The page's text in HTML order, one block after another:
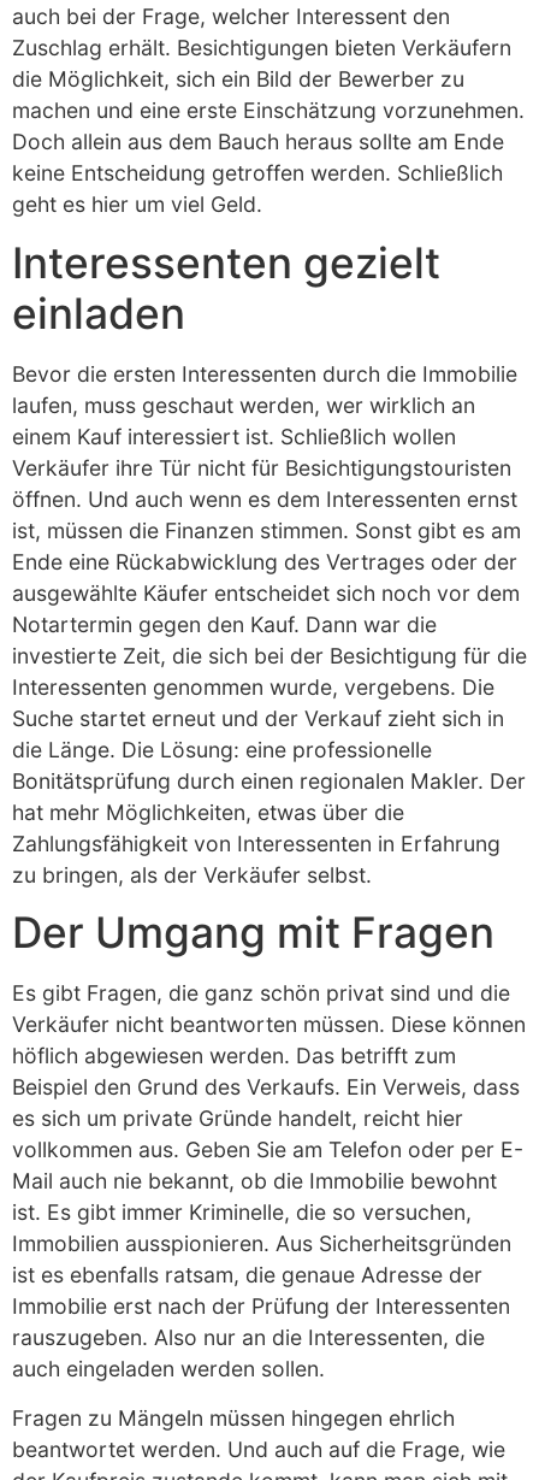
auch bei der Frage, welcher Interessent den
Zuschlag erhält. Besichtigungen bieten Verkäufern
die Möglichkeit, sich ein Bild der Bewerber zu
machen und eine erste Einschätzung vorzunehmen.
Doch allein aus dem Bauch heraus sollte am Ende
keine Entscheidung getroffen werden. Schließlich
geht es hier um viel Geld.
Interessenten gezielt
einladen
Bevor die ersten Interessenten durch die Immobilie
laufen, muss geschaut werden, wer wirklich an
einem Kauf interessiert ist. Schließlich wollen
Verkäufer ihre Tür nicht für Besichtigungstouristen
öffnen. Und auch wenn es dem Interessenten ernst
ist, müssen die Finanzen stimmen. Sonst gibt es am
Ende eine Rückabwicklung des Vertrages oder der
ausgewählte Käufer entscheidet sich noch vor dem
Notartermin gegen den Kauf. Dann war die
investierte Zeit, die sich bei der Besichtigung für die
Interessenten genommen wurde, vergebens. Die
Suche startet erneut und der Verkauf zieht sich in
die Länge. Die Lösung: eine professionelle
Bonitätsprüfung durch einen regionalen Makler. Der
hat mehr Möglichkeiten, etwas über die
Zahlungsfähigkeit von Interessenten in Erfahrung
zu bringen, als der Verkäufer selbst.
Der Umgang mit Fragen
Es gibt Fragen, die ganz schön privat sind und die
Verkäufer nicht beantworten müssen. Diese können
höflich abgewiesen werden. Das betrifft zum
Beispiel den Grund des Verkaufs. Ein Verweis, dass
es sich um private Gründe handelt, reicht hier
vollkommen aus. Geben Sie am Telefon oder per E-
Mail auch nie bekannt, ob die Immobilie bewohnt
ist. Es gibt immer Kriminelle, die so versuchen,
Immobilien ausspionieren. Aus Sicherheitsgründen
ist es ebenfalls ratsam, die genaue Adresse der
Immobilie erst nach der Prüfung der Interessenten
rauszugeben. Also nur an die Interessenten, die
auch eingeladen werden sollen.
Fragen zu Mängeln müssen hingegen ehrlich
beantwortet werden. Und auch auf die Frage, wie